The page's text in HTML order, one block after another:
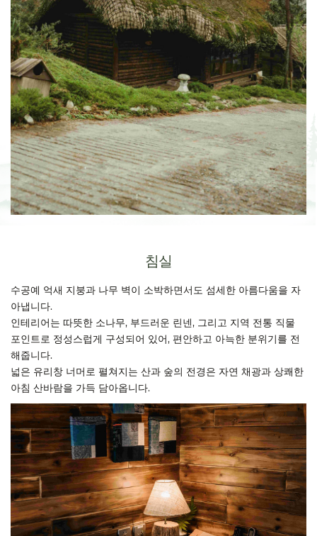
침실
수공예 억새 지붕과 나무 벽이 소박하면서도 섬세한 아름다움을 자
아냅니다.
인테리어는 따뜻한 소나무, 부드러운 린넨, 그리고 지역 전통 직물
포인트로 정성스럽게 구성되어 있어, 편안하고 아늑한 분위기를 전
해줍니다.
넓은 유리창 너머로 펼쳐지는 산과 숲의 전경은 자연 채광과 상쾌한
아침 산바람을 가득 담아옵니다.